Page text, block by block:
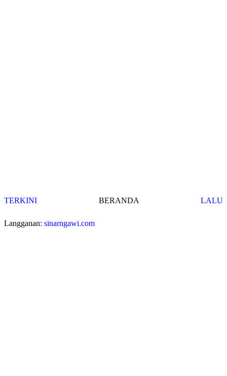
TERKINI LALU
BERANDA
Langganan: sinarngawi.com